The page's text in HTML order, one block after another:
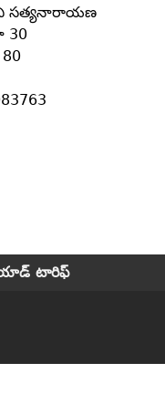
సత్యనారాయణ
30
80
టారిఫ్